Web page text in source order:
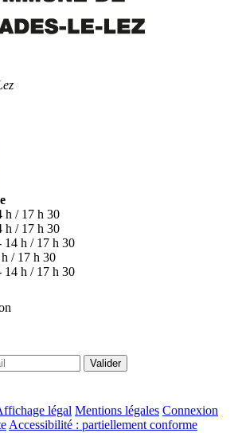
h / 17 h 30
h / 17 h 30
14 h / 17 h 30
/ 17 h 30
14 h / 17 h 30
Valider
légal Mentions légales Connexion
Accessibilité : partiellement conforme